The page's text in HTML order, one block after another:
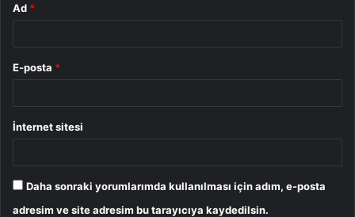
Ad *
E-posta *
İnternet sitesi
Daha sonraki yorumlarımda kullanılması için adım, e-posta
adresim ve site adresim bu tarayıcıya kaydedilsin.